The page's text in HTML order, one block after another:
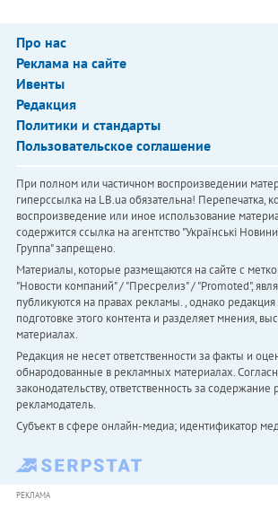
Про нас
Реклама на сайте
Ивенты
Редакция
Политики и стандарты
Пользовательское соглашение
При полном или частичном воспроизведении
гиперссылка на LB.ua обязательна! Перепечатка,
воспроизведение или иное использование
содержится ссылка на агентство "Українськi
Группа" запрещено.
Материалы, которые размещаются на сайте с
"Новости компаний" / "Пресрелиз" / "Promoted",
публикуются на правах рекламы. , однако редакция
подготовке этого контента и разделяет мнения,
материалах.
Редакция не несет ответственности за факты и
обнародованные в рекламных материалах.
законодательству, ответственность за
рекламодатель.
Субъект в сфере онлайн-медиа; идентификатор
РЕКЛАМА